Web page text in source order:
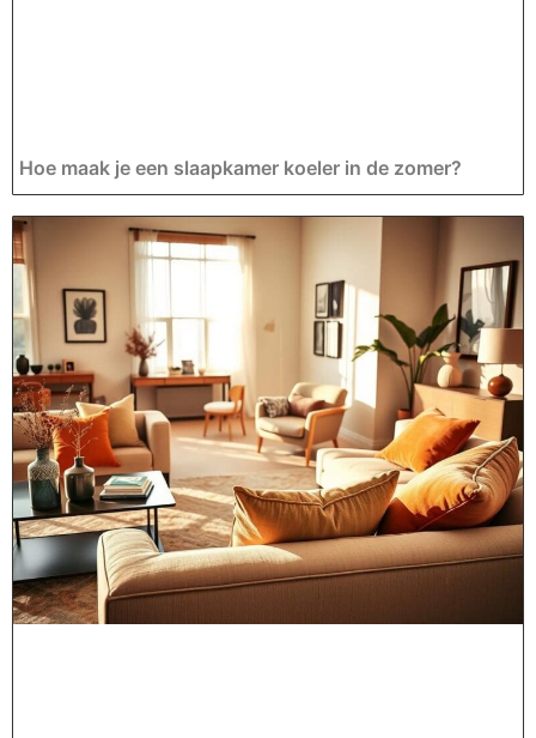
Hoe maak je een slaapkamer koeler in de zomer?